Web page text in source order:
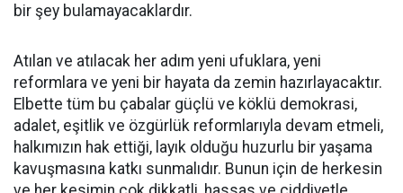
bir şey bulamayacaklardır.
Atılan ve atılacak her adım yeni ufuklara, yeni
reformlara ve yeni bir hayata da zemin hazırlayacaktır.
Elbette tüm bu çabalar güçlü ve köklü demokrasi,
adalet, eşitlik ve özgürlük reformlarıyla devam etmeli,
halkımızın hak ettiği, layık olduğu huzurlu bir yaşama
kavuşmasına katkı sunmalıdır. Bunun için de herkesin